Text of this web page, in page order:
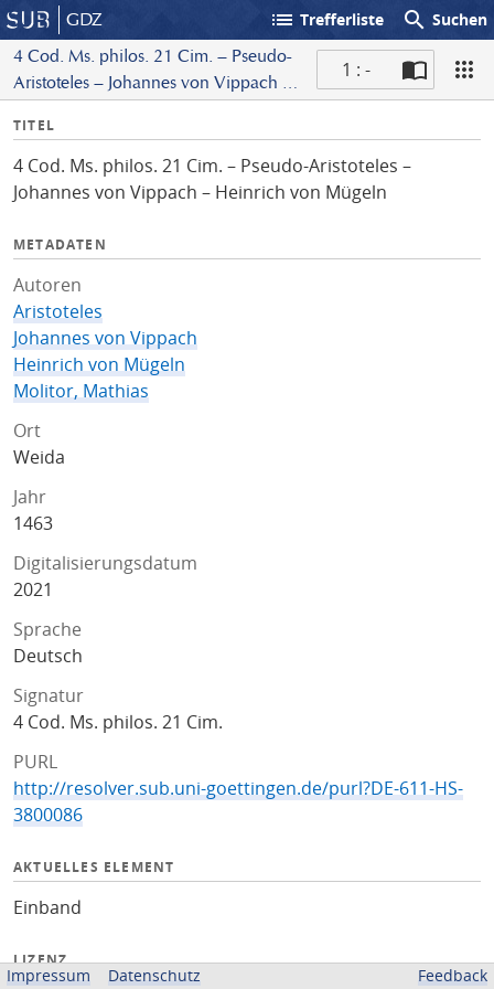
GDZ list Trefferliste search Suchen
4 Cod. Ms. philos. 21 Cim. – Pseudo-
Aristoteles – Johannes von Vippach –
1 : -
I
f
o
TITEL
4 Cod. Ms. philos. 21 Cim. – Pseudo-Aristoteles –
Johannes von Vippach – Heinrich von Mügeln
METADATEN
Autoren
Aristoteles
Johannes von Vippach
Heinrich von Mügeln
Molitor, Mathias
Ort
Weida
Jahr
1463
Digitalisierungsdatum
2021
Sprache
Deutsch
Signatur
4 Cod. Ms. philos. 21 Cim.
PURL
http://resolver.sub.uni-goettingen.de/purl?DE-611-HS-
3800086
AKTUELLES ELEMENT
Einband
LIZENZ
Impressum Datenschutz Feedback